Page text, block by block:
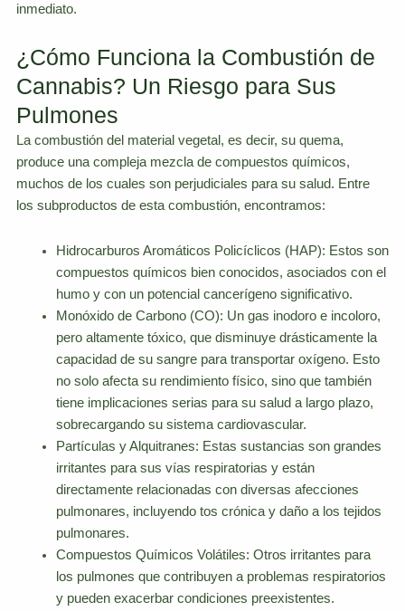
inmediato.
¿Cómo Funciona la Combustión de
Cannabis? Un Riesgo para Sus
Pulmones
La combustión del material vegetal, es decir, su quema,
produce una compleja mezcla de compuestos químicos,
muchos de los cuales son perjudiciales para su salud. Entre
los subproductos de esta combustión, encontramos:
Hidrocarburos Aromáticos Policíclicos (HAP): Estos son
compuestos químicos bien conocidos, asociados con el
humo y con un potencial cancerígeno significativo.
Monóxido de Carbono (CO): Un gas inodoro e incoloro,
pero altamente tóxico, que disminuye drásticamente la
capacidad de su sangre para transportar oxígeno. Esto
no solo afecta su rendimiento físico, sino que también
tiene implicaciones serias para su salud a largo plazo,
sobrecargando su sistema cardiovascular.
Partículas y Alquitranes: Estas sustancias son grandes
irritantes para sus vías respiratorias y están
directamente relacionadas con diversas afecciones
pulmonares, incluyendo tos crónica y daño a los tejidos
pulmonares.
Compuestos Químicos Volátiles: Otros irritantes para
los pulmones que contribuyen a problemas respiratorios
y pueden exacerbar condiciones preexistentes.